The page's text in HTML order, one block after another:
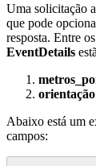
Uma solicitação
que pode
resposta. Entre os
EventDetails estã
orientação
Abaixo está um
campos: